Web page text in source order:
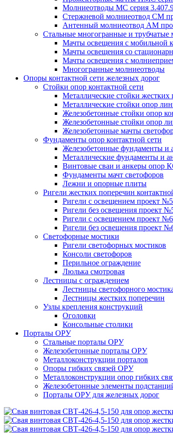
Молниеотводы МС серия
Стержневой молниеотвод СМ
Антенный молниеотвод АМ
Стальные многогранные и трубчатые
Мачты освещения с мобильной
Мачты освещения со
Мачты освещения с
Многогранные молниеотводы
Опоры контактной сети железных дорог
Стойки опор контактной сети
Металлические стойки жестких
Металлические стойки опор
Железобетонные стойки опор
Железобетонные стойки опор
Железобетонные мачты
Фундаменты опор контактной сети
Железобетонные фундаменты и
Металлические фундаменты и
Винтовые сваи и анкеры опор
Фундаменты мачт светофоров
Лежни и опорные плиты
Ригели жестких поперечин
Ригели с освещением проект
Ригели без освещения проект
Ригели с освещением проект
Ригели без освещения проект
Светофорные мостики
Ригели светофорных мостиков
Консоли светофоров
Перильное ограждение
Люлька смотровая
Лестницы с ограждением
Лестницы светофорного
Лестницы жестких поперечин
Узлы крепления конструкций
Оголовки
Консольные столики
Порталы ОРУ
Стальные порталы ОРУ
Железобетонные порталы ОРУ
Металлоконструкции порталов
Опоры гибких связей ОРУ
Металлоконструкции опор гибких
Железобетонные элементы
Порталы ОРУ для железных дорог